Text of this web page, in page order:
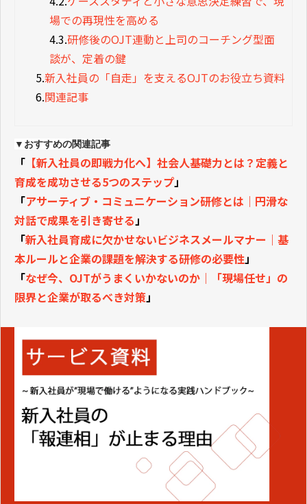
場での再現性を高める
4.3.研修後のOJT連動と上司のコーチング型面
談が、定着の鍵
5.新入社員の「自走」を支えるOJTのお役立ち資料
6.関連記事
▼おすすめの関連記事
「 【新入社員の即戦力化へ】社会人基礎力とは？定義と
育成を成功させる5つのステップ」
「アサーティブ・コミュニケーション研修とは｜円滑な
対話で成果を引き寄せる」
「新入社員育成に欠かせないビジネスメールマナー｜基
本ルールと企業の課題を解決する研修の必要性」
「なぜ今、OJTがうまくいかないのか｜「現場任せ」の
限界と企業が取るべき対策」